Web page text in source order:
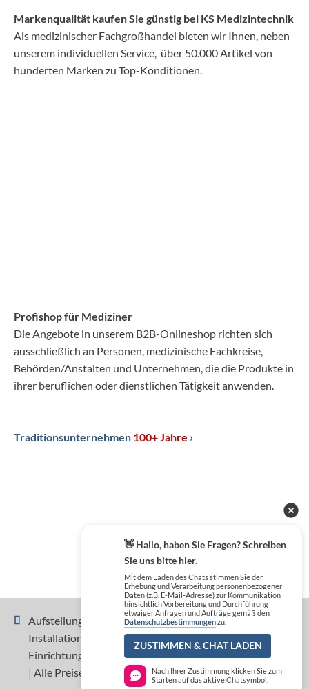
Markenqualität kaufen Sie günstig bei KS Medizintechnik
Als medizinischer Fachgroßhandel bieten wir Ihnen, neben
unserem individuellen Service, über 50.000 Artikel von
hunderten Marken zu Top-Konditionen.
Profishop für Mediziner
Die Angebote in unserem B2B-Onlineshop richten sich
ausschließlich an Personen, medizinische Fachkreise,
Behörden/Anstalten und Unternehmen, die die Produkte in
ihrer beruflichen oder dienstlichen Tätigkeit anwenden.
Traditionsunternehmen 100+ Jahre ›
Aufstellung, Inbetriebnahme, Einweisung und
Installation sind nicht im Preis der Geräte und
Einrichtungen enthalten und separat zu beauftragen.
| Alle Preise zzgl. MwSt.
👋 Hallo, haben Sie Fragen? Schreiben
Sie uns bitte hier.
Mit dem Laden des Chats stimmen Sie der
Erhebung und Verarbeitung personenbezogener
Daten (z.B. E-Mail-Adresse) zur Kommunikation
hinsichtlich Vorbereitung und Durchführung
etwaiger Anfragen und Aufträge gemäß den
Datenschutzbestimmungenzu.
ZUSTIMMEN & CHAT LADEN
Nach Ihrer Zustimmung klicken Sie zum
Starten auf das aktive Chatsymbol.